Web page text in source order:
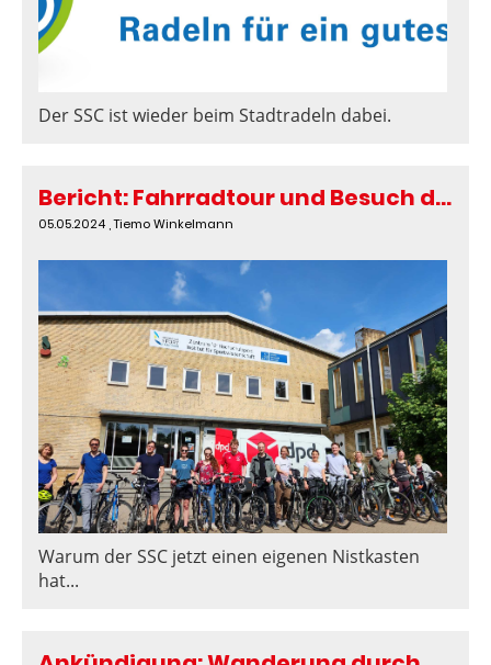
Der SSC ist wieder beim Stadtradeln dabei.
Bericht: Fahrradtour und Besuch des Waldberg Empelde
05.05.2024 , Tiemo Winkelmann
Warum der SSC jetzt einen eigenen Nistkasten
hat...